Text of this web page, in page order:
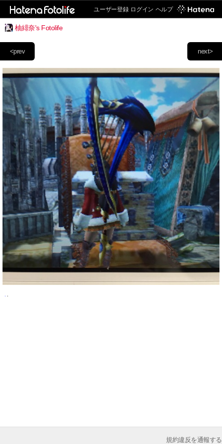
ユーザー登録 ログイン ヘルプ
柚緋奈's Fotolife
next>
<prev
規約違反を通報する